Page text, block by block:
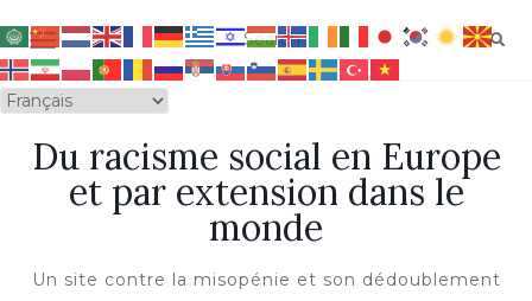
OUVRIR/FERMER LA NAVIGATION
Du racisme social en Europe
et par extension dans le
monde
Un site contre la misopénie et son dédoublement